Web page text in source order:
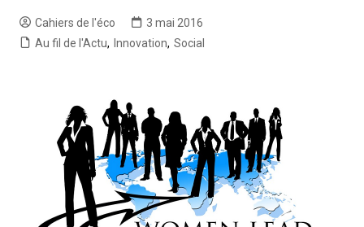
Cahiers de l'éco
3 mai 2016
Au fil de l'Actu, Innovation, Social